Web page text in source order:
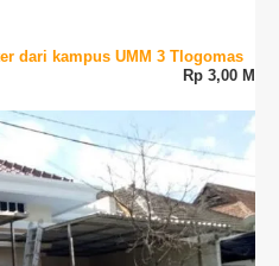
dari kampus UMM 3 Tlogomas
Rp 3,00 M